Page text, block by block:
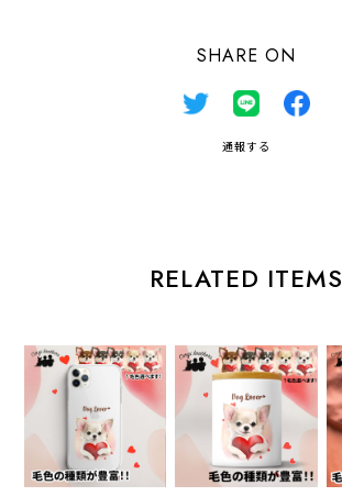
SHARE ON
通報する
RELATED ITEMS